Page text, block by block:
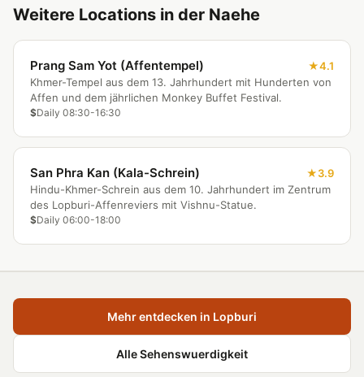
Weitere Locations in der Naehe
Prang Sam Yot (Affentempel)
4.1
Khmer-Tempel aus dem 13. Jahrhundert mit Hunderten von
Affen und dem jährlichen Monkey Buffet Festival.
$Daily 08:30-16:30
San Phra Kan (Kala-Schrein)
3.9
Hindu-Khmer-Schrein aus dem 10. Jahrhundert im Zentrum
des Lopburi-Affenreviers mit Vishnu-Statue.
$Daily 06:00-18:00
Mehr entdecken in Lopburi
Alle Sehenswuerdigkeit